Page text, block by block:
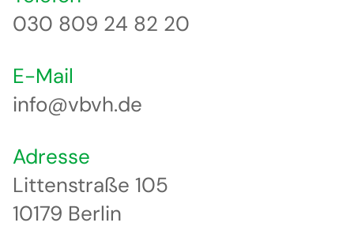
030 809 24 82 20
E-Mail
info@vbvh.de
Adresse
Littenstraße 105
10179 Berlin